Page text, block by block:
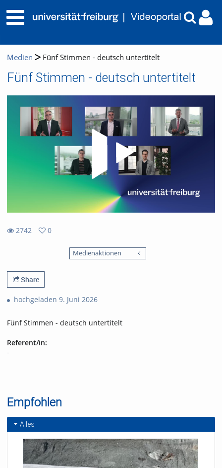
Medien Fünf Stimmen - deutsch untertitelt
Fünf Stimmen - deutsch untertitelt
2742
0
Medienaktionen
Share
hochgeladen 9. Juni 2026
Fünf Stimmen - deutsch untertitelt
Referent/in:
-
Empfohlen
Alles